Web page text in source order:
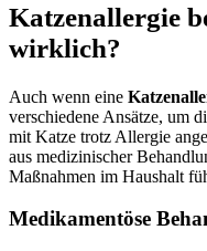
Katzenallergie
wirklich?
Auch wenn eine
verschiedene Ansätze, um
mit Katze trotz Allergie
aus medizinischer
Maßnahmen im Haushalt
Medikamentöse